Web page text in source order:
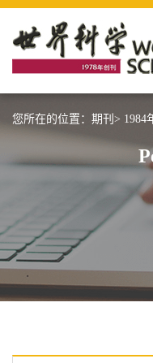
您所在的位置： 期刊> 1984